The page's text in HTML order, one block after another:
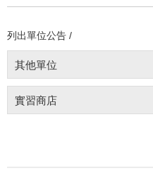
列出單位公告 /
其他單位
實習商店